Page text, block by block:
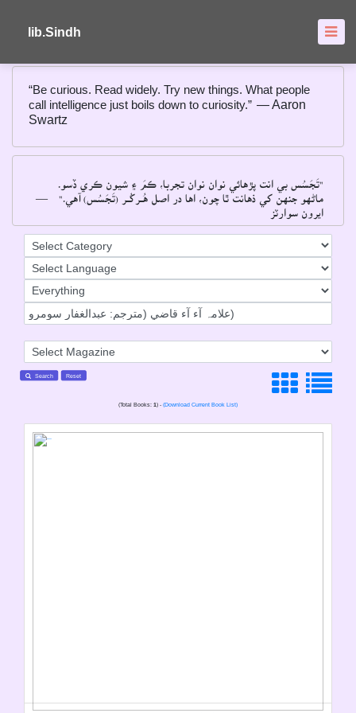
lib.Sindh
“Be curious. Read widely. Try new things. What people
call intelligence just boils down to curiosity.” ― Aaron
Swartz
"تَجَسُس بي انت پڙهائي نوان نوان تجربا، ڪمَ ۽ شيون ڪري ڏسو۔
ماڻهو جنهن کي ذهانت ٿا چون، اها در اصل هُــرکُــر (تَجَسُس) آهي۔"
ايرون سوارٽز
Search Reset
(Total Books: 1) - (Download Current Book List)